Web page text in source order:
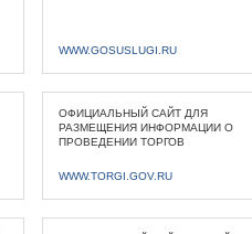
WWW.GOSUSLUGI.RU
ОФИЦИАЛЬНЫЙ САЙТ ДЛЯ
РАЗМЕЩЕНИЯ ИНФОРМАЦИИ О
ПРОВЕДЕНИИ ТОРГОВ
WWW.TORGI.GOV.RU